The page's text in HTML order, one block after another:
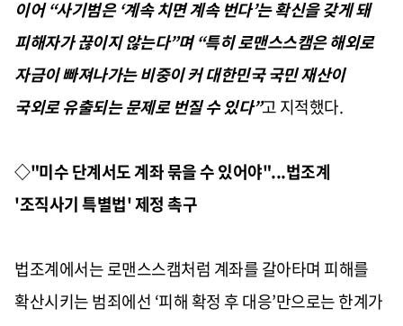
이어 “사기범은 ‘계속 치면 계속 번다’는 확신을 갖게 돼
피해자가 끊이지 않는다”며 “특히 로맨스스캠은 해외로
자금이 빠져나가는 비중이 커 대한민국 국민 재산이
국외로 유출되는 문제로 번질 수 있다”고 지적했다.
◇"미수 단계서도 계좌 묶을 수 있어야"...법조계
'조직사기 특별법' 제정 촉구
법조계에서는 로맨스스캠처럼 계좌를 갈아타며 피해를
확산시키는 범죄에선 ‘피해 확정 후 대응’만으로는 한계가